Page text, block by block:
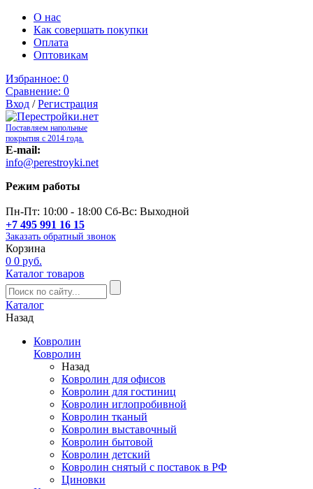
О нас
Как совершать покупки
Оплата
Оптовикам
Избранное: 0
Сравнение: 0
Вход /Регистрация
Поставляем напольные
покрытия с 2014 года.
E-mail:
info@perestroyki.net
Режим работы
Пн-Пт: 10:00 - 18:00 Сб-Вс: Выходной
+7 495 991 16 15
Заказать обратный звонок
Корзина
0 0 руб.
Каталог товаров
Каталог
Назад
Ковролин
Ковролин
Назад
Ковролин для офисов
Ковролин для гостиниц
Ковролин иглопробивной
Ковролин тканый
Ковролин выставочный
Ковролин бытовой
Ковролин детский
Ковролин снятый с поставок в РФ
Циновки